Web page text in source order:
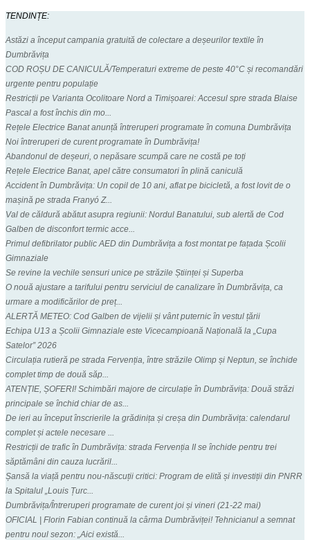
TENDINȚE:
Astăzi a început campania gratuită de colectare a deșeurilor textile în
Dumbrăvița
COD ROȘU DE CANICULĂ/Temperaturi extreme de peste 40°C și recomandări
urgente pentru populație
Restricții pe Varianta Ocolitoare Nord a Timișoarei: Accesul spre strada Blaise
Pascal a fost închis din mo...
Rețele Electrice Banat anunță întreruperi programate în comuna Dumbrăvița
Noi întreruperi de curent programate în Dumbrăvița!
Abandonul de deșeuri, o nepăsare scumpă care ne costă pe toți
Rețele Electrice Banat, apel către consumatori în plină caniculă
Accident în Dumbrăvița: Un copil de 10 ani, aflat pe bicicletă, a fost lovit de o
mașină pe strada Franyó Z...
Val de căldură abătut asupra regiunii: Nordul Banatului, sub alertă de Cod
Galben de disconfort termic acce...
Primul defibrilator public AED din Dumbrăvița a fost montat pe fațada Școlii
Gimnaziale
Se revine la vechile sensuri unice pe străzile Științei și Superba
O nouă ajustare a tarifului pentru serviciul de canalizare în Dumbrăvița, ca
urmare a modificărilor de preț...
ALERTĂ METEO: Cod Galben de vijelii și vânt puternic în vestul țării
Echipa U13 a Școlii Gimnaziale este Vicecampioană Națională la „Cupa
Satelor” 2026
Circulația rutieră pe strada Fervenția, între străzile Olimp și Neptun, se închide
complet timp de două săp...
ATENȚIE, ȘOFERI! Schimbări majore de circulație în Dumbrăvița: Două străzi
principale se închid chiar de as...
De ieri au început înscrierile la grădinița și creșa din Dumbrăvița: calendarul
complet și actele necesare ...
Restricții de trafic în Dumbrăvița: strada Fervenția II se închide pentru trei
săptămâni din cauza lucrăril...
Șansă la viață pentru nou-născuții critici: Program de elită și investiții din PNRR
la Spitalul „Louis Țurc...
Dumbrăvița/Întreruperi programate de curent joi și vineri (21-22 mai)
OFICIAL | Florin Fabian continuă la cârma Dumbrăviței! Tehnicianul a semnat
pentru noul sezon: „Aici există...